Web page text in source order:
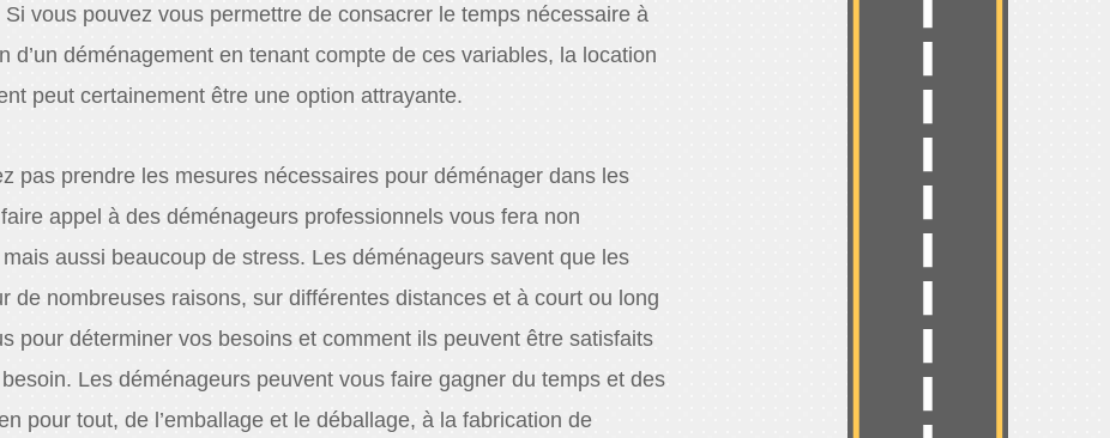
vous pouvez vous permettre de consacrer le temps nécessaire à
d’un déménagement en tenant compte de ces variables, la location
peut certainement être une option attrayante.
pas prendre les mesures nécessaires pour déménager dans les
appel à des déménageurs professionnels vous fera non
aussi beaucoup de stress. Les déménageurs savent que les
de nombreuses raisons, sur différentes distances et à court ou long
pour déterminer vos besoins et comment ils peuvent être satisfaits
Les déménageurs peuvent vous faire gagner du temps et des
pour tout, de l’emballage et le déballage, à la fabrication de